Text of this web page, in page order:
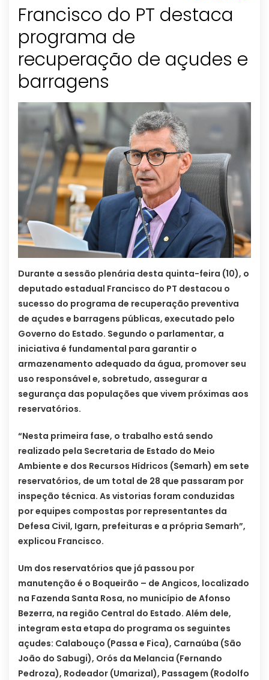
Francisco do PT destaca
programa de
recuperação de açudes e
barragens
Durante a sessão plenária desta quinta-feira (10), o
deputado estadual Francisco do PT destacou o
sucesso do programa de recuperação preventiva
de açudes e barragens públicas, executado pelo
Governo do Estado. Segundo o parlamentar, a
iniciativa é fundamental para garantir o
armazenamento adequado da água, promover seu
uso responsável e, sobretudo, assegurar a
segurança das populações que vivem próximas aos
reservatórios.
“Nesta primeira fase, o trabalho está sendo
realizado pela Secretaria de Estado do Meio
Ambiente e dos Recursos Hídricos (Semarh) em sete
reservatórios, de um total de 28 que passaram por
inspeção técnica. As vistorias foram conduzidas
por equipes compostas por representantes da
Defesa Civil, Igarn, prefeituras e a própria Semarh”,
explicou Francisco.
Um dos reservatórios que já passou por
manutenção é o Boqueirão – de Angicos, localizado
na Fazenda Santa Rosa, no município de Afonso
Bezerra, na região Central do Estado. Além dele,
integram esta etapa do programa os seguintes
açudes: Calabouço (Passa e Fica), Carnaúba (São
João do Sabugi), Orós da Melancia (Fernando
Pedroza), Rodeador (Umarizal), Passagem (Rodolfo